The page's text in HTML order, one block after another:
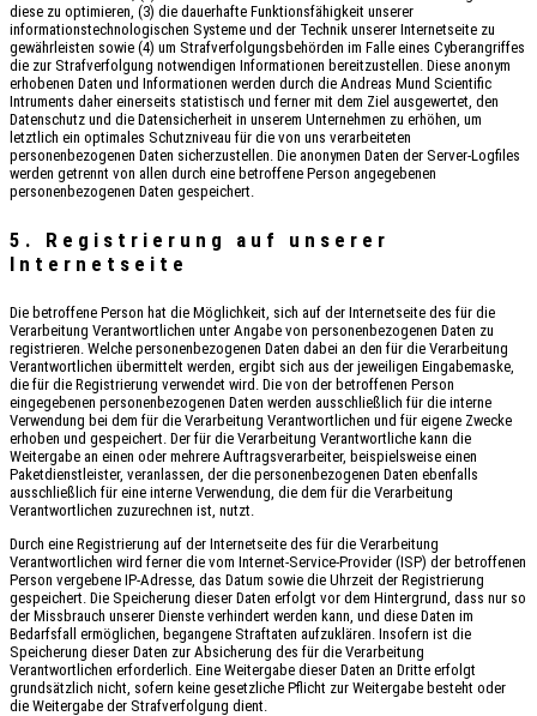
diese zu optimieren, (3) die dauerhafte Funktionsfähigkeit unserer
informationstechnologischen Systeme und der Technik unserer Internetseite zu
gewährleisten sowie (4) um Strafverfolgungsbehörden im Falle eines Cyberangriffes
die zur Strafverfolgung notwendigen Informationen bereitzustellen. Diese anonym
erhobenen Daten und Informationen werden durch die Andreas Mund Scientific
Intruments daher einerseits statistisch und ferner mit dem Ziel ausgewertet, den
Datenschutz und die Datensicherheit in unserem Unternehmen zu erhöhen, um
letztlich ein optimales Schutzniveau für die von uns verarbeiteten
personenbezogenen Daten sicherzustellen. Die anonymen Daten der Server-Logfiles
werden getrennt von allen durch eine betroffene Person angegebenen
personenbezogenen Daten gespeichert.
5. Registrierung auf unserer
Internetseite
Die betroffene Person hat die Möglichkeit, sich auf der Internetseite des für die
Verarbeitung Verantwortlichen unter Angabe von personenbezogenen Daten zu
registrieren. Welche personenbezogenen Daten dabei an den für die Verarbeitung
Verantwortlichen übermittelt werden, ergibt sich aus der jeweiligen Eingabemaske,
die für die Registrierung verwendet wird. Die von der betroffenen Person
eingegebenen personenbezogenen Daten werden ausschließlich für die interne
Verwendung bei dem für die Verarbeitung Verantwortlichen und für eigene Zwecke
erhoben und gespeichert. Der für die Verarbeitung Verantwortliche kann die
Weitergabe an einen oder mehrere Auftragsverarbeiter, beispielsweise einen
Paketdienstleister, veranlassen, der die personenbezogenen Daten ebenfalls
ausschließlich für eine interne Verwendung, die dem für die Verarbeitung
Verantwortlichen zuzurechnen ist, nutzt.
Durch eine Registrierung auf der Internetseite des für die Verarbeitung
Verantwortlichen wird ferner die vom Internet-Service-Provider (ISP) der betroffenen
Person vergebene IP-Adresse, das Datum sowie die Uhrzeit der Registrierung
gespeichert. Die Speicherung dieser Daten erfolgt vor dem Hintergrund, dass nur so
der Missbrauch unserer Dienste verhindert werden kann, und diese Daten im
Bedarfsfall ermöglichen, begangene Straftaten aufzuklären. Insofern ist die
Speicherung dieser Daten zur Absicherung des für die Verarbeitung
Verantwortlichen erforderlich. Eine Weitergabe dieser Daten an Dritte erfolgt
grundsätzlich nicht, sofern keine gesetzliche Pflicht zur Weitergabe besteht oder
die Weitergabe der Strafverfolgung dient.